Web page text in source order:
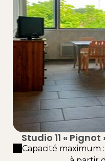
Studio 11 «
proche plage à
Capacité maximum :